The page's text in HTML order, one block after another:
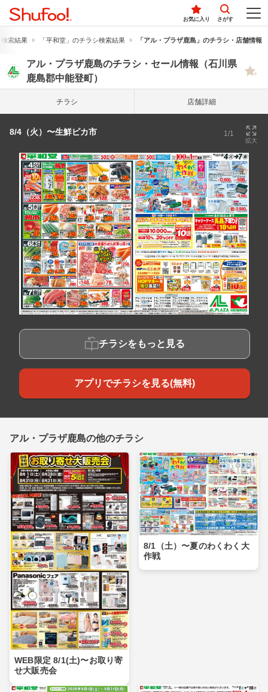
お気に入り さがす
索結果 「平和堂」のチラシ検索結果 「アル・プラザ鹿島」のチラシ・店舗情報
アル・プラザ鹿島のチラシ・セール情報（石川県
鹿島郡中能登町）
チラシ 店舗詳細
8/4（火）〜生鮮ピカ市 1/1
拡大
チラシをもっと見る
アプリでチラシを見る(無料)
アル・プラザ鹿島の他のチラシ
WEB限定 8/1(土)〜お取り寄
せ大販売会
8/1（土）〜夏のわくわく大
作戦